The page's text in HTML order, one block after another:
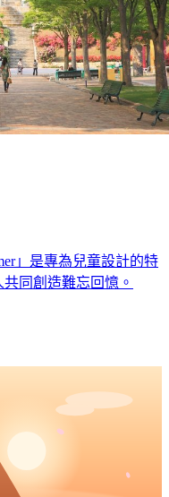
」是專為兒童設計的特
同創造難忘回憶。